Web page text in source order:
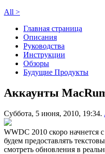
All >
Главная страница
Описания
Руководства
Инструкции
Обзоры
Будущие Продукты
Аккаунты
Суббота, 5 июня, 2010, 19:34.
WWDC 2010 скоро начнется
будем предоставлять
смотреть обновления в